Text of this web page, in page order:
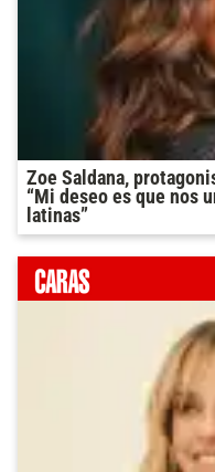
Zoe Saldana,
“Mi deseo es que nos
latinas”